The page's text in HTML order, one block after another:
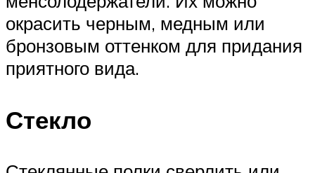
окрасить черным, медным или
бронзовым оттенком для придания
приятного вида.
Стекло